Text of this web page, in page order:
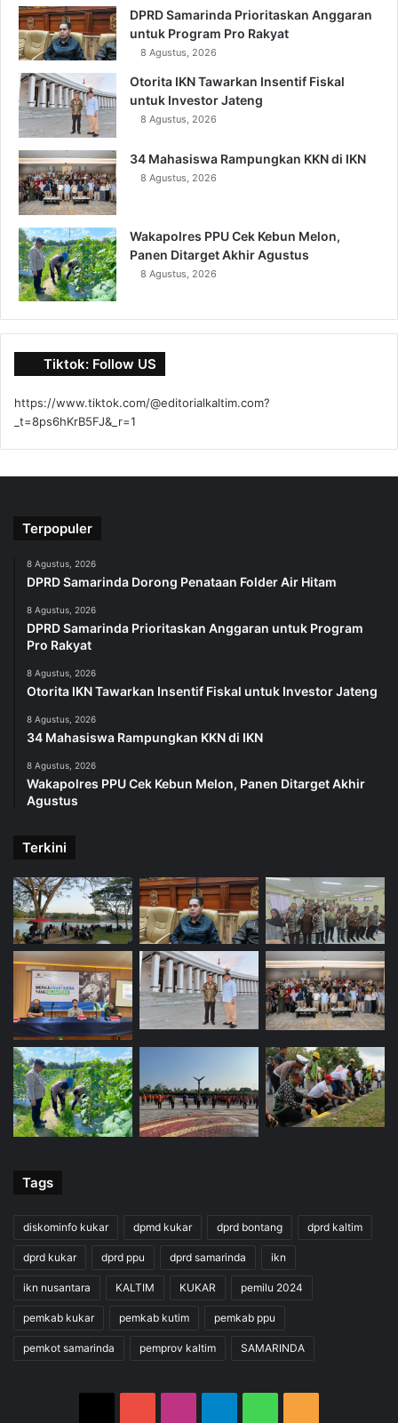
DPRD Samarinda Prioritaskan Anggaran
untuk Program Pro Rakyat
8 Agustus, 2026
Otorita IKN Tawarkan Insentif Fiskal
untuk Investor Jateng
8 Agustus, 2026
34 Mahasiswa Rampungkan KKN di IKN
8 Agustus, 2026
Wakapolres PPU Cek Kebun Melon,
Panen Ditarget Akhir Agustus
8 Agustus, 2026
Tiktok: Follow US
https://www.tiktok.com/@editorialkaltim.com?
_t=8ps6hKrB5FJ&_r=1
Terpopuler
8 Agustus, 2026
DPRD Samarinda Dorong Penataan Folder Air Hitam
8 Agustus, 2026
DPRD Samarinda Prioritaskan Anggaran untuk Program
Pro Rakyat
8 Agustus, 2026
Otorita IKN Tawarkan Insentif Fiskal untuk Investor Jateng
8 Agustus, 2026
34 Mahasiswa Rampungkan KKN di IKN
8 Agustus, 2026
Wakapolres PPU Cek Kebun Melon, Panen Ditarget Akhir
Agustus
Terkini
Tags
diskominfo kukar dpmd kukar dprd bontang dprd kaltim
dprd kukar dprd ppu dprd samarinda ikn
ikn nusantara KALTIM KUKAR pemilu 2024
pemkab kukar pemkab kutim pemkab ppu
pemkot samarinda pemprov kaltim SAMARINDA